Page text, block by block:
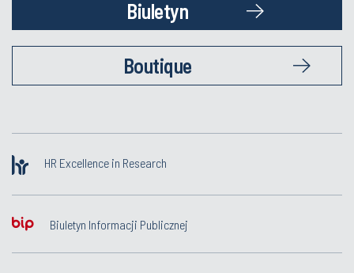
Biuletyn
Boutique
HR Excellence in Research
Biuletyn Informacji Publicznej